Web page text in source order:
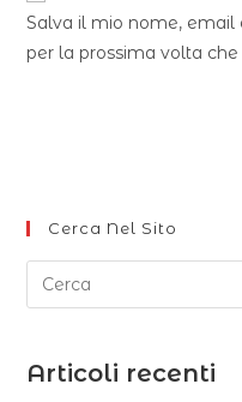
Salva il mio nome, email
per la prossima volta
Cerca Nel Sito
Articoli recenti